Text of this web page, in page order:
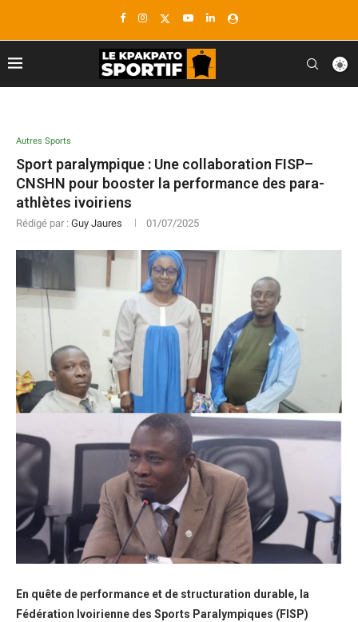
Autres Sports
Sport paralympique : Une collaboration FISP–
CNSHN pour booster la performance des para-
athlètes ivoiriens
Rédigé par : Guy Jaures 01/07/2025
En quête de performance et de structuration durable, la
Fédération Ivoirienne des Sports Paralympiques (FISP)